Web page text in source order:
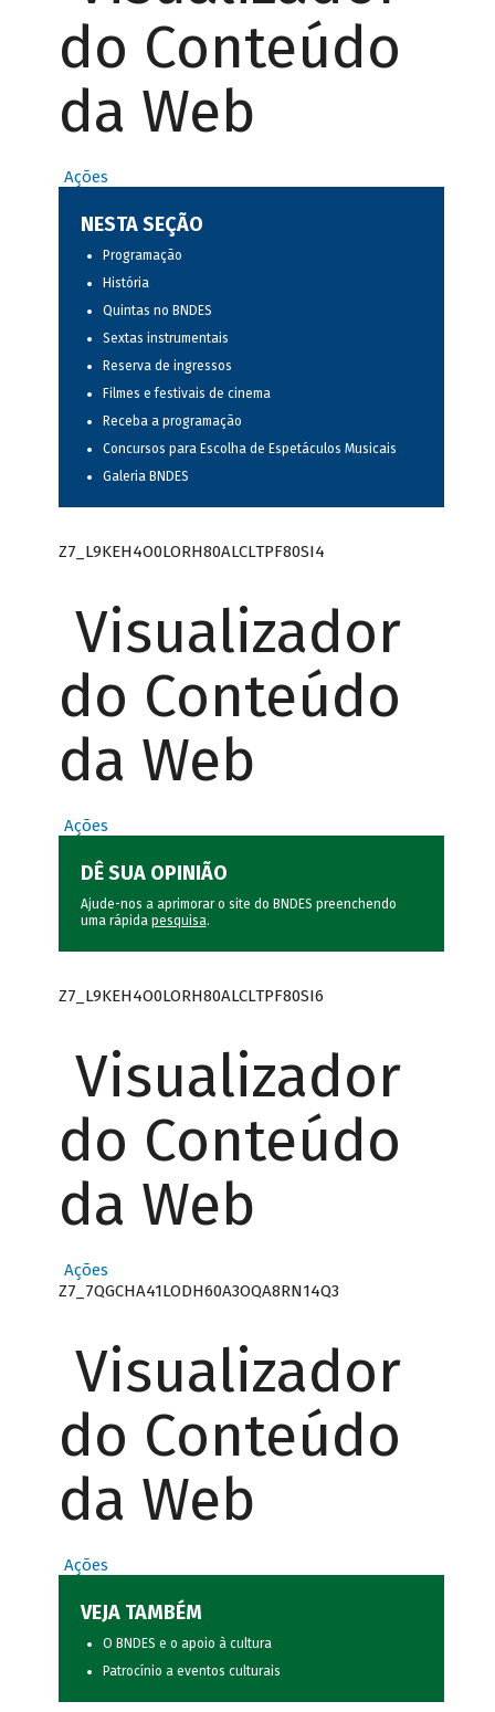
do Conteúdo
da Web
Ações
NESTA SEÇÃO
Programação
História
Quintas no BNDES
Sextas instrumentais
Reserva de ingressos
Filmes e festivais de cinema
Receba a programação
Concursos para Escolha de Espetáculos Musicais
Galeria BNDES
Z7_L9KEH4O0LORH80ALCLTPF80SI4
Visualizador
do Conteúdo
da Web
Ações
DÊ SUA OPINIÃO
Ajude-nos a aprimorar o site do BNDES preenchendo
uma rápida pesquisa.
Z7_L9KEH4O0LORH80ALCLTPF80SI6
Visualizador
do Conteúdo
da Web
Ações
Z7_7QGCHA41LODH60A3OQA8RN14Q3
Visualizador
do Conteúdo
da Web
Ações
VEJA TAMBÉM
O BNDES e o apoio à cultura
Patrocínio a eventos culturais